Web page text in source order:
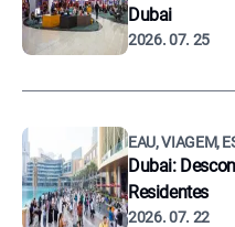
Dubai
2026. 07. 25
EAU, VIAGEM,
Dubai:
Residentes
2026. 07. 22